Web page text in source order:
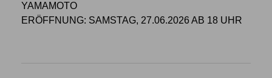
YAMAMOTO
ERÖFFNUNG: SAMSTAG, 27.06.2026 AB 18 UHR